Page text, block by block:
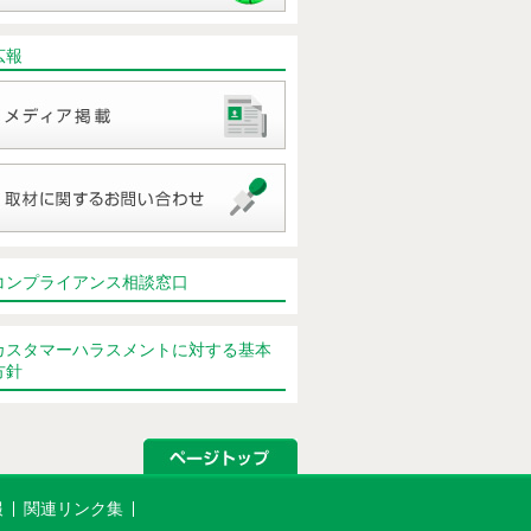
報
ンプライアンス相談窓口
スタマーハラスメントに対する基本
針
関連リンク集